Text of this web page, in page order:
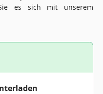
es sich mit unserem